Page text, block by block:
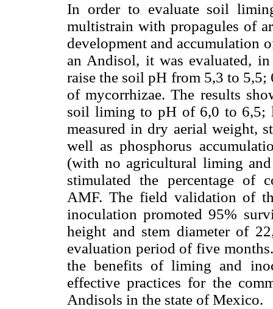
In order to evaluate soil
multistrain with propagules of
development and accumulation
an Andisol, it was evaluated,
raise the soil pH from 5,3 to
of mycorrhizae. The results
soil liming to pH of 6,0 to 6,5;
measured in dry aerial weight,
well as phosphorus
(with no agricultural liming
stimulated the percentage of
AMF. The field validation of
inoculation promoted 95%
height and stem diameter of
evaluation period of five
the benefits of liming and
effective practices for the
Andisols in the state of Mexico.